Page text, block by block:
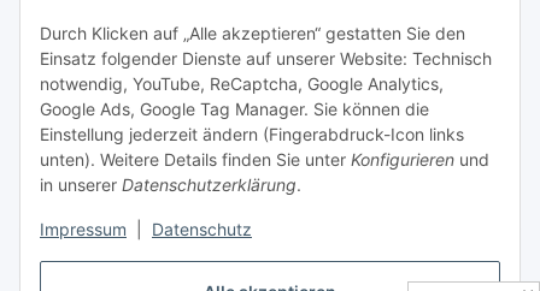
Durch Klicken auf „Alle akzeptieren“ gestatten Sie den
Einsatz folgender Dienste auf unserer Website: Technisch
notwendig, YouTube, ReCaptcha, Google Analytics,
Google Ads, Google Tag Manager. Sie können die
Einstellung jederzeit ändern (Fingerabdruck-Icon links
unten). Weitere Details finden Sie unter Konfigurieren und
in unserer Datenschutzerklärung.
Impressum Datenschutz
Informationen
Gesetzliche Informationen
Spieletreffs in Jülich & Umgebung